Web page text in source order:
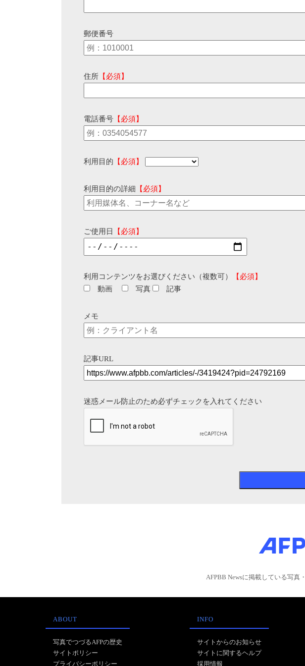
郵便番号
住所 【必須】
電話番号 【必須】
利用目的 【必須】
利用目的の詳細 【必須】
ご使用日 【必須】
利用コンテンツをお選びください（複数可）
【必須】
動画
写真 記事
メモ
記事URL
迷惑メール防止のため必ずチェックを入れてください
AFPBB Newsに掲載している写真
ABOUT
写真でつづるAFPの歴史
サイトポリシー
プライバシーポリシー
INFO
サイトからのお知らせ
サイトに関するヘルプ
採用情報